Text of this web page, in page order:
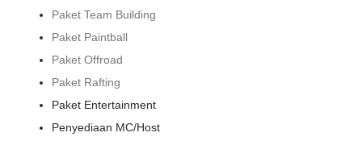
Paket Team Building
Paket Paintball
Paket Offroad
Paket Rafting
Paket Entertainment
Penyediaan MC/Host